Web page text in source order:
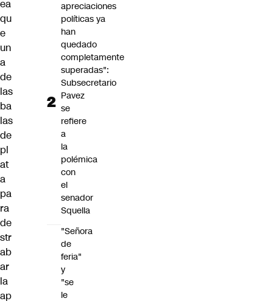
ea
qu
e
un
a
de
las
ba
las
de
pl
at
a
pa
ra
de
str
ab
ar
la
ap
apreciaciones
políticas ya
han
quedado
completamente
superadas":
Subsecretario
Pavez
se
refiere
a
la
polémica
con
el
senador
Squella
"Señora
de
feria"
y
"se
le